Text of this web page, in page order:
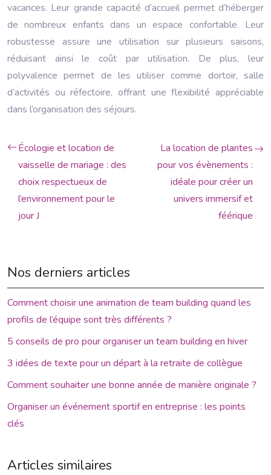
vacances. Leur grande capacité d’accueil permet d’héberger
de nombreux enfants dans un espace confortable. Leur
robustesse assure une utilisation sur plusieurs saisons,
réduisant ainsi le coût par utilisation. De plus, leur
polyvalence permet de les utiliser comme dortoir, salle
d’activités ou réfectoire, offrant une flexibilité appréciable
dans l’organisation des séjours.
Écologie et location de
vaisselle de mariage : des
choix respectueux de
l’environnement pour le
jour J
La location de plantes
pour vos évènements :
idéale pour créer un
univers immersif et
féérique
Nos derniers articles
Comment choisir une animation de team building quand les
profils de l’équipe sont très différents ?
5 conseils de pro pour organiser un team building en hiver
3 idées de texte pour un départ à la retraite de collègue
Comment souhaiter une bonne année de manière originale ?
Organiser un événement sportif en entreprise : les points
clés
Articles similaires